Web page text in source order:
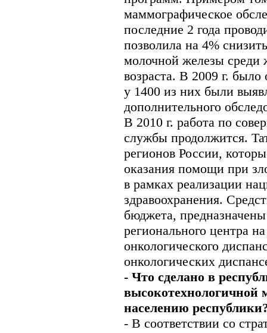
маммографическое
последние 2 года
позволила на 4%
молочной железы среди
возраста. В 2009 г.
у 1400 из них были
дополнительного
В 2010 г. работа по
службы продолжится.
регионов России,
оказания помощи при
в рамках реализации
здравоохранения.
бюджета,
регионального центра
онкологического
онкологических
- Что сделано в
населению
- В соответствии со